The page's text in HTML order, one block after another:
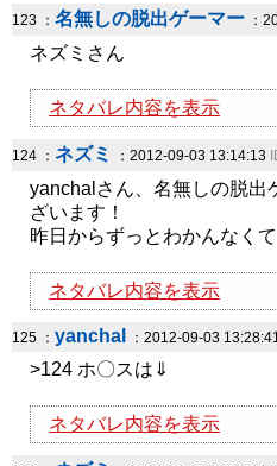
123 ： 名無しの脱出ゲーマー ：
ネズミさん
ネタバレ内容を表示
124 ： ネズミ ：2012-09-03 13:14:13
yanchalさん、名無しの脱出
ざいます！
昨日からずっとわかんな
ネタバレ内容を表示
125 ： yanchal ：2012-09-03
>124 ホ〇スは⇓
ネタバレ内容を表示